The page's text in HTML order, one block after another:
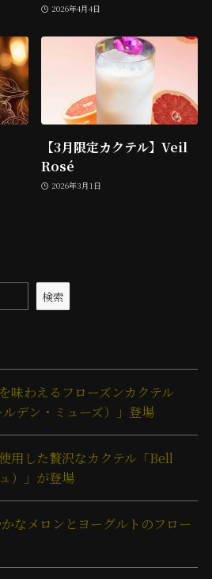
2026年4月4日
【3月限定カクテル】Veil
Rosé
2026年3月1日
検索
味わえるフローズンカクテル
デン・ミューズ）」登場
用した贅沢なカクテル「Bell
）」が登場
なメロンとヨーグルトのフロー